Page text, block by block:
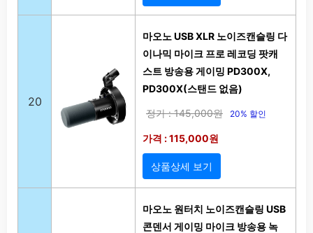
20
마오노 USB XLR 노이즈캔슬링 다
이나믹 마이크 프로 레코딩 팟캐
스트 방송용 게이밍 PD300X,
PD300X(스탠드 없음)
정가 : 145,000원 20% 할인
가격 : 115,000원
상품상세 보기
마오노 원터치 노이즈캔슬링 USB
콘덴서 게이밍 마이크 방송용 녹